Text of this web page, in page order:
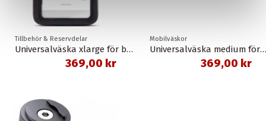
Tillbehör & Reservdelar
Universalväska xlarge för bla. mobiltelefon spc+ sp connect
369,00 kr
Mobilväskor
Universalväska medium för bla. mobiltelefon spc sp connect
369,00 kr